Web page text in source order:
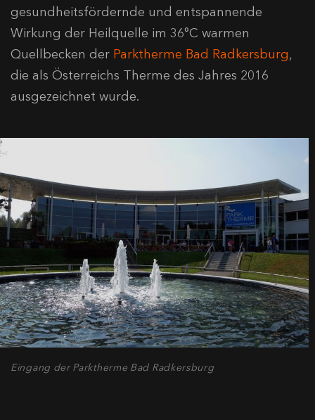
gesundheitsfördernde und entspannende
Wirkung der Heilquelle im 36°C warmen
Quellbecken der Parktherme Bad Radkersburg,
die als Österreichs Therme des Jahres 2016
ausgezeichnet wurde.
Eingang der Parktherme Bad Radkersburg